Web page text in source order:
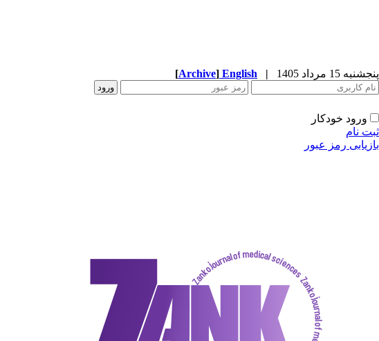
پنجشنبه 15 مرداد 1405 |
English
[Archive]
ورود خودکار
ثبت نام
بازیابی رمز عبور